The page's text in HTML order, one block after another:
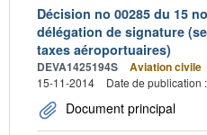
Décision no 00285 du 15
délégation de signature
taxes aéroportuaires)
DEVA1425194S Aviation civile
15-11-2014
Date de publication
Document principal